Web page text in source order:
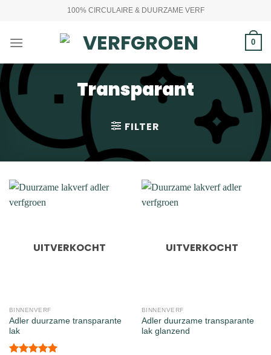
inhoud
100% CIRCULAIRE & DUURZAME VERF
0
Transparant
FILTER
UITVERKOCHT
BINNENVERF
Adler duurzame transparante
lak
UITVERKOCHT
BINNENVERF
Adler duurzame transparante
lak glanzend